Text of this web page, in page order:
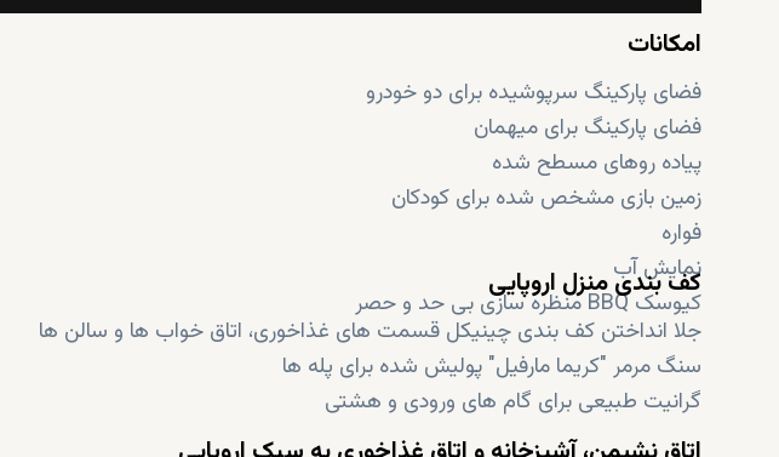
امکانات
فضای پارکینگ سرپوشیده برای دو خودرو
فضای پارکینگ برای میهمان
پیاده روهای مسطح شده
زمین بازی مشخص شده برای کودکان
فواره
نمایش آب
کیوسک BBQ منظره سازی بی حد و حصر
کف بندی منزل اروپایی
جلا انداختن کف بندی چینیکل قسمت های غذاخوری، اتاق خواب ها و سالن ها
سنگ مرمر "کریما مارفیل" پولیش شده برای پله ها
گرانیت طبیعی برای گام های ورودی و هشتی